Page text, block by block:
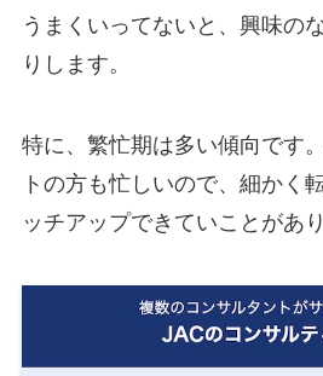
うまくいってないと、興味の
りします。
特に、繁忙期は多い傾向です
トの方も忙しいので、細かく
ッチアップできていことがあり